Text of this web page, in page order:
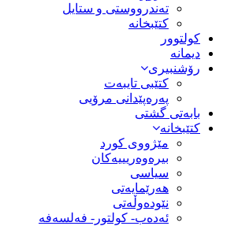
تەندرووستی و ستایل
کتێبخانە
کولتوور
دیمانە
رۆشنبیری
کتێبی تایبەت
پەرەپێدانی مرۆیی
بابەتی گشتی
کتێبخانە
مێژووى کورد
بیرەوەریییەکان
سیاسى
هەرێمایەتی
نێودەوڵەتی
ئەدەب- کولتور- فەلسەفە